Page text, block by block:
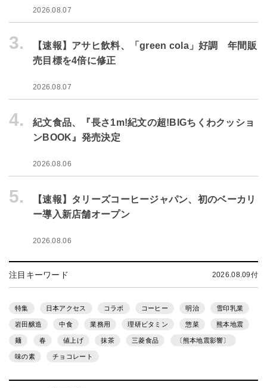
2026.08.07
3.
【速報】アサヒ飲料、「green cola」好調 年間販
売目標を4倍に修正
2026.08.07
4.
紀文食品、『長さ1m!紀文の超!BIGちくわクッショ
ンBOOK』発売決定
2026.08.06
5.
【速報】タリーズコーヒージャパン、初のベーカリ
ー導入新店舗オープン
2026.08.06
注目キーワード 2026.08.09付
特集 日本アクセス コラボ コーヒー 明治 雪印乳業
岩田醸造 中食 業務用 理研ビタミン 惣菜 熊本地震
麺 春 値上げ 抹茶 三菱食品 〔熊本地震影響〕
味の素 チョコレート